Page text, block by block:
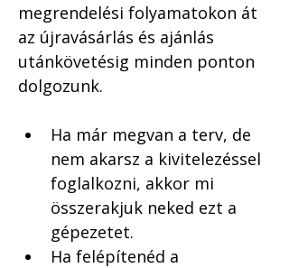
megrendelési folyamatokon át
az újravásárlás és ajánlás
utánkövetésig minden ponton
dolgozunk.
Ha már megvan a terv, de
nem akarsz a kivitelezéssel
foglalkozni, akkor mi
összerakjuk neked ezt a
gépezetet.
Ha felépítenéd a